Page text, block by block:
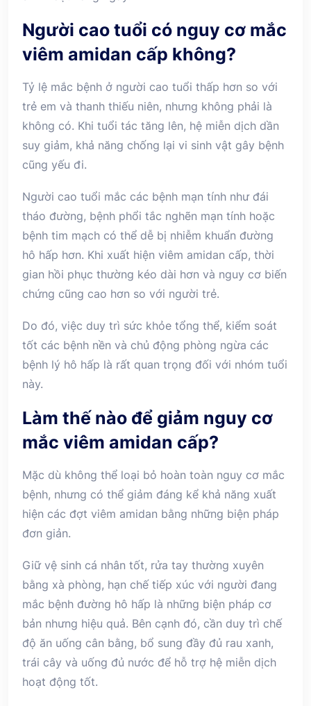
Người cao tuổi có nguy cơ mắc
viêm amidan cấp không?
Tỷ lệ mắc bệnh ở người cao tuổi thấp hơn so với
trẻ em và thanh thiếu niên, nhưng không phải là
không có. Khi tuổi tác tăng lên, hệ miễn dịch dần
suy giảm, khả năng chống lại vi sinh vật gây bệnh
cũng yếu đi.
Người cao tuổi mắc các bệnh mạn tính như đái
tháo đường, bệnh phổi tắc nghẽn mạn tính hoặc
bệnh tim mạch có thể dễ bị nhiễm khuẩn đường
hô hấp hơn. Khi xuất hiện viêm amidan cấp, thời
gian hồi phục thường kéo dài hơn và nguy cơ biến
chứng cũng cao hơn so với người trẻ.
Do đó, việc duy trì sức khỏe tổng thể, kiểm soát
tốt các bệnh nền và chủ động phòng ngừa các
bệnh lý hô hấp là rất quan trọng đối với nhóm tuổi
này.
Làm thế nào để giảm nguy cơ
mắc viêm amidan cấp?
Mặc dù không thể loại bỏ hoàn toàn nguy cơ mắc
bệnh, nhưng có thể giảm đáng kể khả năng xuất
hiện các đợt viêm amidan bằng những biện pháp
đơn giản.
Giữ vệ sinh cá nhân tốt, rửa tay thường xuyên
bằng xà phòng, hạn chế tiếp xúc với người đang
mắc bệnh đường hô hấp là những biện pháp cơ
bản nhưng hiệu quả. Bên cạnh đó, cần duy trì chế
độ ăn uống cân bằng, bổ sung đầy đủ rau xanh,
trái cây và uống đủ nước để hỗ trợ hệ miễn dịch
hoạt động tốt.